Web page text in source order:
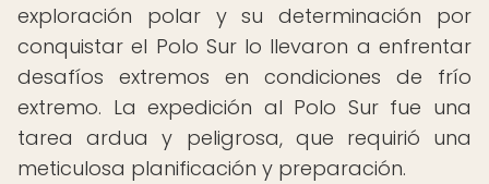
exploración polar y su determinación por
conquistar el Polo Sur lo llevaron a enfrentar
desafíos extremos en condiciones de frío
extremo. La expedición al Polo Sur fue una
tarea ardua y peligrosa, que requirió una
meticulosa planificación y preparación.